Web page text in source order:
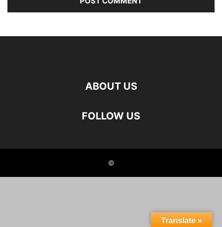
ABOUT US
FOLLOW US
©
Translate »